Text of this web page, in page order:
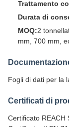
Trattamento
Durata di
MOQ:2
mm, 700 mm,
Fogli di dati per la
Certificati di
Certificato REACH